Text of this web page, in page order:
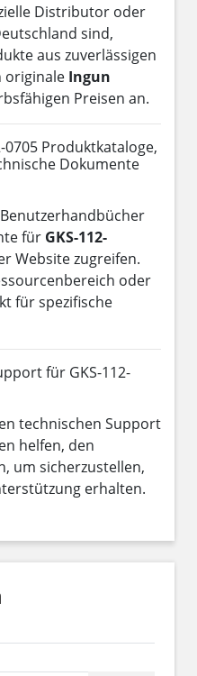
Distributor oder
sind,
aus zuverlässigen
originale Ingun
Preisen an.
0705 Produktkataloge,
Dokumente
für GKS-112-
Website zugreifen.
oder
für spezifische
für GKS-112-
technischen Support
helfen, den
um sicherzustellen,
erhalten.